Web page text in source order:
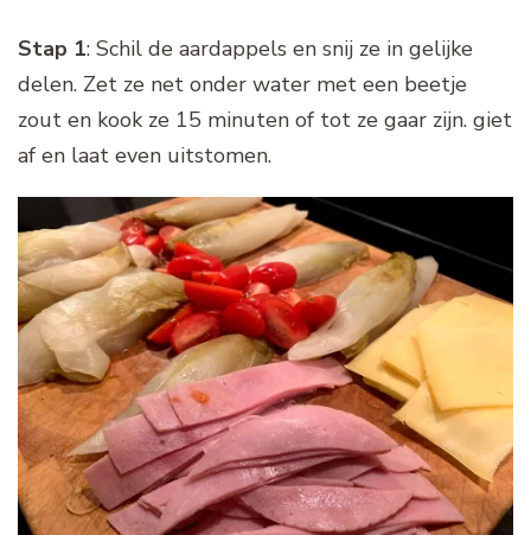
Stap 1: Schil de aardappels en snij ze in gelijke
delen. Zet ze net onder water met een beetje
zout en kook ze 15 minuten of tot ze gaar zijn. giet
af en laat even uitstomen.